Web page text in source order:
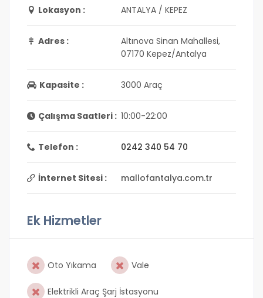
Lokasyon : ANTALYA / KEPEZ
Adres :
Altınova Sinan Mahallesi,
07170 Kepez/Antalya
Kapasite : 3000 Araç
Çalışma Saatleri : 10:00-22:00
Telefon : 0242 340 54 70
İnternet Sitesi : mallofantalya.com.tr
Ek Hizmetler
Oto Yıkama Vale
Elektrikli Araç Şarj İstasyonu